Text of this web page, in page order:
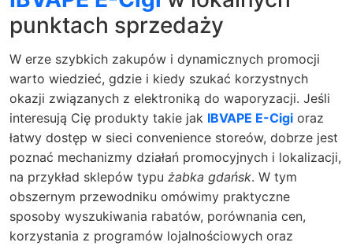
punktach sprzedaży
W erze szybkich zakupów i dynamicznych promocji
warto wiedzieć, gdzie i kiedy szukać korzystnych
okazji związanych z elektroniką do waporyzacji. Jeśli
interesują Cię produkty takie jak IBVAPE E-Cigi oraz
łatwy dostęp w sieci convenience storeów, dobrze jest
poznać mechanizmy działań promocyjnych i lokalizacji,
na przykład sklepów typu żabka gdańsk. W tym
obszernym przewodniku omówimy praktyczne
sposoby wyszukiwania rabatów, porównania cen,
korzystania z programów lojalnościowych oraz